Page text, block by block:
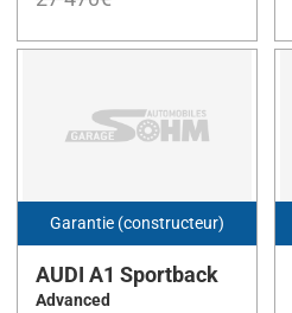
SERIE 1
SERIE 2 COUPE (1)
SERIE 5 TOURING
T-ROC (11)
Tiguan
Garantie (constructeur)
AUDI A1 Sportback
Advanced